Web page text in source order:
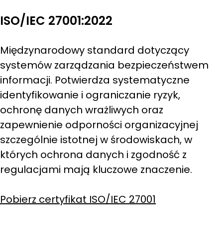
ISO/IEC 27001:2022
Międzynarodowy standard dotyczący
systemów zarządzania bezpieczeństwem
informacji. Potwierdza systematyczne
identyfikowanie i ograniczanie ryzyk,
ochronę danych wrażliwych oraz
zapewnienie odporności organizacyjnej
szczególnie istotnej w środowiskach, w
których ochrona danych i zgodność z
regulacjami mają kluczowe znaczenie.
Pobierz certyfikat ISO/IEC 27001